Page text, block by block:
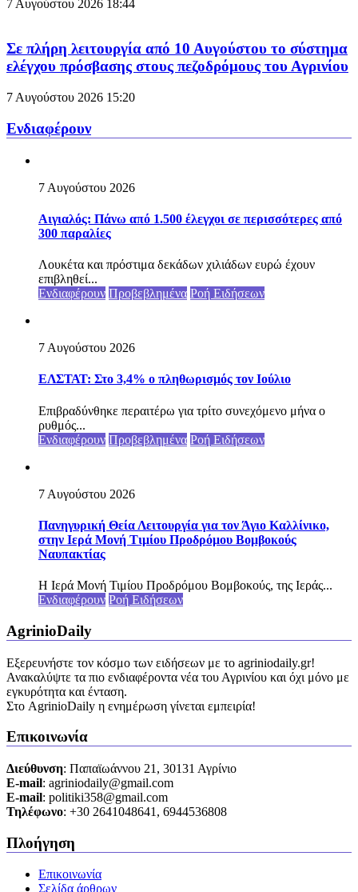
7 Αυγούστου 2026 18:44
Σε πλήρη λειτουργία από 10 Αυγούστου το σύστημα
ελέγχου πρόσβασης στους πεζοδρόμους του Αγρινίου
7 Αυγούστου 2026 15:20
Ενδιαφέρουν
7 Αυγούστου 2026
Αιγιαλός: Πάνω από 1.500 έλεγχοι σε περισσότερες από
300 παραλίες
Λουκέτα και πρόστιμα δεκάδων χιλιάδων ευρώ έχουν
επιβληθεί...
Ενδιαφέρουν Προβεβλημένα Ροή Ειδήσεων
7 Αυγούστου 2026
ΕΛΣΤΑΤ: Στο 3,4% ο πληθωρισμός τον Ιούλιο
Επιβραδύνθηκε περαιτέρω για τρίτο συνεχόμενο μήνα ο
ρυθμός...
Ενδιαφέρουν Προβεβλημένα Ροή Ειδήσεων
7 Αυγούστου 2026
Πανηγυρική Θεία Λειτουργία για τον Άγιο Καλλίνικο,
στην Ιερά Μονή Τιμίου Προδρόμου Βομβοκούς
Ναυπακτίας
Η Ιερά Μονή Τιμίου Προδρόμου Βομβοκούς, της Ιεράς...
Ενδιαφέρουν Ροή Ειδήσεων
AgrinioDaily
Εξερευνήστε τον κόσμο των ειδήσεων με το agriniodaily.gr!
Ανακαλύψτε τα πιο ενδιαφέροντα νέα του Αγρινίου και όχι μόνο με
εγκυρότητα και ένταση.
Στο AgrinioDaily η ενημέρωση γίνεται εμπειρία!
Επικοινωνία
Διεύθυνση: Παπαϊωάννου 21, 30131 Αγρίνιο
Ε-mail: agriniodaily@gmail.com
Ε-mail: politiki358@gmail.com
Τηλέφωνο: +30 2641048641, 6944536808
Πλοήγηση
Επικοινωνία
Σελίδα άρθρων